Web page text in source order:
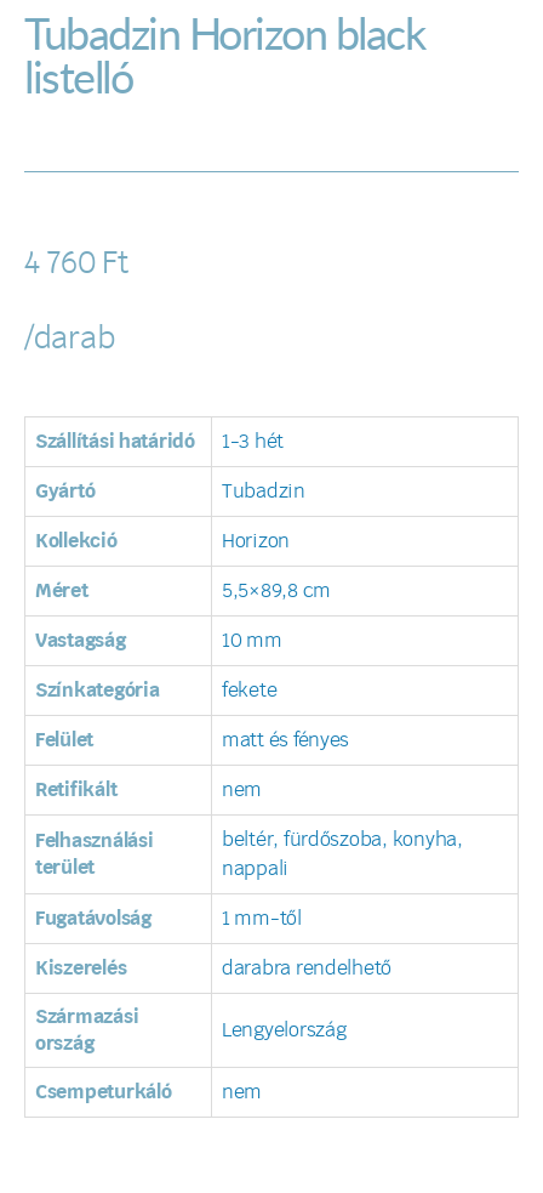
Tubadzin Horizon black
listelló
4 760 Ft
/darab
Szállítási határidó 1-3 hét
Gyártó Tubadzin
Kollekció Horizon
Méret 5,5×89,8 cm
Vastagság 10 mm
Színkategória fekete
Felület matt és fényes
Retifikált nem
Felhasználási
terület
beltér, fürdőszoba, konyha,
nappali
Fugatávolság 1 mm-től
Kiszerelés darabra rendelhető
Származási
ország
Lengyelország
Csempeturkáló nem